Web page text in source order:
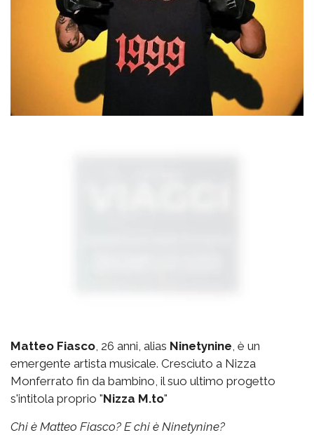
Matteo Fiasco, 26 anni, alias Ninetynine, è un
emergente artista musicale. Cresciuto a Nizza
Monferrato fin da bambino, il suo ultimo progetto
s'intitola proprio "Nizza M.to"
Chi è Matteo Fiasco? E chi è Ninetynine?